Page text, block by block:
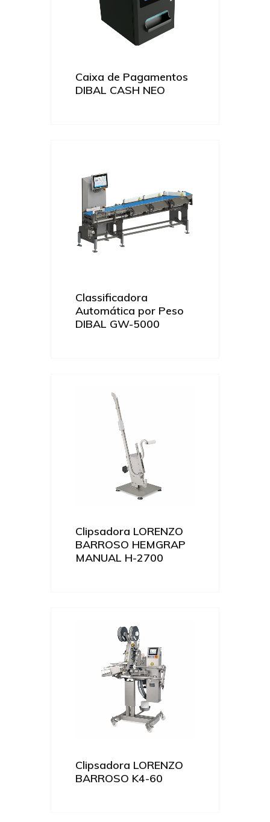
Caixa de Pagamentos
DIBAL CASH NEO
Classificadora
Automática por Peso
DIBAL GW-5000
Clipsadora LORENZO
BARROSO HEMGRAP
MANUAL H-2700
Clipsadora LORENZO
BARROSO K4-60